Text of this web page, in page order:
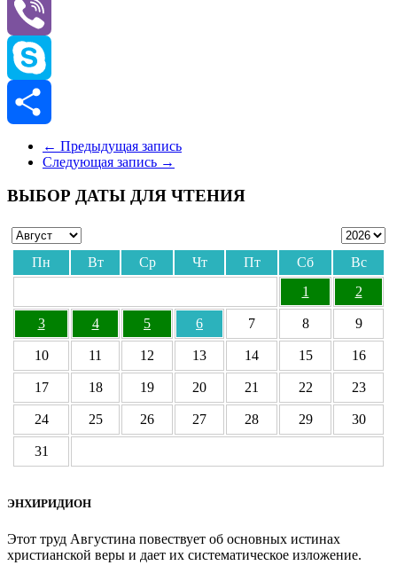
Odnoklassniki
Viber
Skype
Отправить
← Предыдущая запись
Следующая запись →
ВЫБОР ДАТЫ ДЛЯ ЧТЕНИЯ
Пн Вт Ср Чт Пт Сб
Вс
1
2
3 4 5 6 7 8 9
10 11 12 13 14 15 16
17 18 19 20 21 22 23
24 25 26 27 28 29 30
31
ЭНХИРИДИОН
Этот труд Августина повествует об основных истинах
христианской веры и дает их систематическое изложение.